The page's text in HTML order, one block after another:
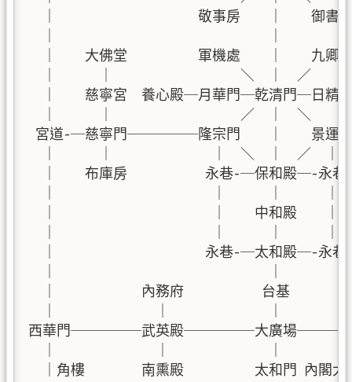
｜                    敬事房    ｜    御書
｜                              ｜
｜    大佛堂          軍機處    ｜    九卿
｜      ｜                  ＼  ｜  ／
｜    慈寧宮  養心殿─月華門─乾清門─日精
｜      ｜                  ／  ｜  ＼
宮道-─慈寧門─────隆宗門    ｜    景運
｜      ｜              ｜  ＼  ｜  ／  ｜
｜    布庫房           永巷-─保和殿─-永
｜                      ｜      ｜      ｜
｜                      ｜    中和殿    ｜
｜                      ｜      ｜      ｜
｜                     永巷-─太和殿─-永巷
｜                              ｜
｜            內務府           台基
｜              ｜              ｜
西華門─────武英殿─────大廣場
｜              ｜              ｜
｜角樓        南熏殿          太和門 內閣